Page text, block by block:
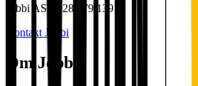
Jobbi AS • 928 079 139
Kontakt Jobbi
Om Jobbi